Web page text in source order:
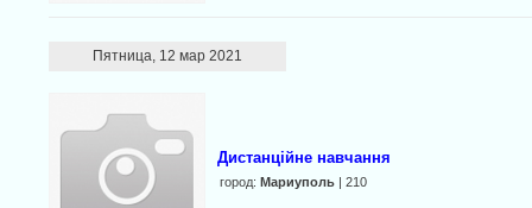
Пятница, 12 мар 2021
Дистанційне навчання
город: Мариуполь| 210